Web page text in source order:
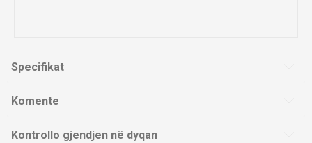
Specifikat
Komente
Kontrollo gjendjen në dyqan